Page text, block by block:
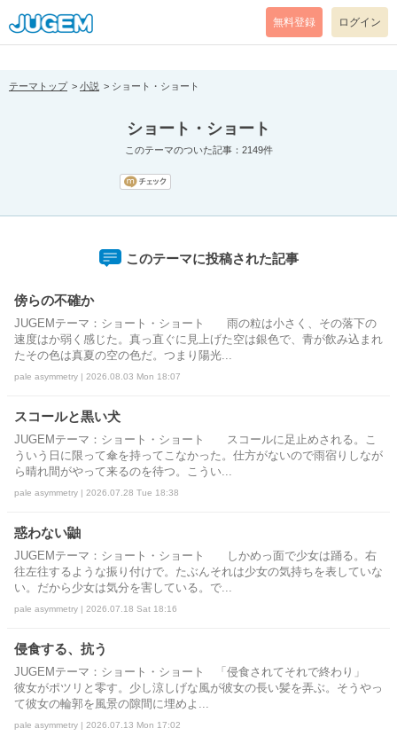
[pear_error: message="Success" code=0 mode=return level=notice
prefix="" info=""]
無料登録 ログイン
テーマトップ 小説 ショート・ショート
ショート・ショート
このテーマのついた記事：2149件
このテーマに投稿された記事
傍らの不確か
JUGEMテーマ：ショート・ショート 雨の粒は小さく、その落下の
速度はか弱く感じた。真っ直ぐに見上げた空は銀色で、青が飲み込まれ
たその色は真夏の空の色だ。つまり陽光...
pale asymmetry | 2026.08.03 Mon 18:07
スコールと黒い犬
JUGEMテーマ：ショート・ショート スコールに足止めされる。こ
ういう日に限って傘を持ってこなかった。仕方がないので雨宿りしなが
ら晴れ間がやって来るのを待つ。こうい...
pale asymmetry | 2026.07.28 Tue 18:38
惑わない鼬
JUGEMテーマ：ショート・ショート しかめっ面で少女は踊る。右
往左往するような振り付けで。たぶんそれは少女の気持ちを表していな
い。だから少女は気分を害している。で...
pale asymmetry | 2026.07.18 Sat 18:16
侵食する、抗う
JUGEMテーマ：ショート・ショート 「侵食されてそれで終わり」
彼女がポツリと零す。少し涼しげな風が彼女の長い髪を弄ぶ。そうやっ
て彼女の輪郭を風景の隙間に埋めよ...
pale asymmetry | 2026.07.13 Mon 17:02